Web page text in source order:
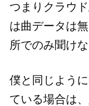
つまりクラウ
は曲データは
所でのみ聞け
僕と同じよう
ている場合は